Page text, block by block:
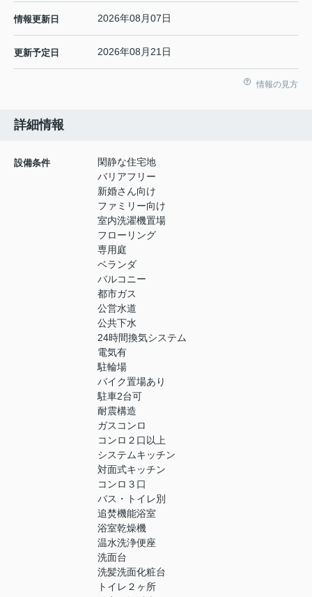
情報更新日 2026年08月07日
更新予定日 2026年08月21日
情報の見方
詳細情報
設備条件
閑静な住宅地
バリアフリー
新婚さん向け
ファミリー向け
室内洗濯機置場
フローリング
専用庭
ベランダ
バルコニー
都市ガス
公営水道
公共下水
24時間換気システム
電気有
駐輪場
バイク置場あり
駐車2台可
耐震構造
ガスコンロ
コンロ２口以上
システムキッチン
対面式キッチン
コンロ３口
バス・トイレ別
追焚機能浴室
浴室乾燥機
温水洗浄便座
洗面台
洗髪洗面化粧台
トイレ２ヶ所